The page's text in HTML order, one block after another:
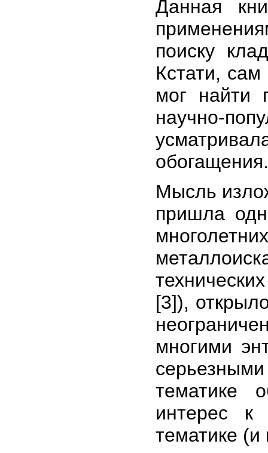
Данная
поиску
Кстати,
мог найти
научно-
обогащения.
Мысль
пришла
[3]),
многими
тематике
интерес к
тематике (и